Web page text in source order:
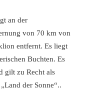
an der
von 70 km von
entfernt. Es liegt
Buchten. Es
gilt zu Recht als
der Sonne“..